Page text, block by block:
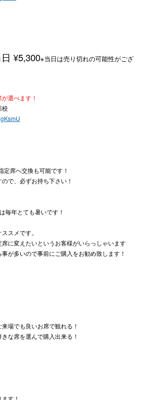
¥5,300※当日は売り切れの可能性がござ
選べます！
校
席へ交換も可能です！
で、必ずお持ち下さい！
毎年とても暑いです！
スメです。
に変えたいというお客様がいらっしゃいます
が多いので事前にご購入をお勧め致します！
場でも良いお席で観れる！
な席を選んで購入出来る！
す！